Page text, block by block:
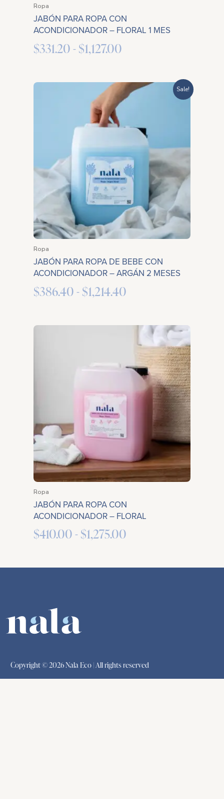
Ropa
JABÓN PARA ROPA CON
ACONDICIONADOR – FLORAL 1 MES
$331.20-$1,127.00
Sale!
Ropa
JABÓN PARA ROPA DE BEBE CON
ACONDICIONADOR – ARGÁN 2 MESES
$386.40-$1,214.40
Rango
desde
$386.40
hasta
$1,214.40
Ropa
JABÓN PARA ROPA CON
ACONDICIONADOR – FLORAL
$410.00-$1,275.00
Rango
de
precios:
desde
$410.00
$1,275.00
Copyright © 2026 Nala Eco | All rights reserved